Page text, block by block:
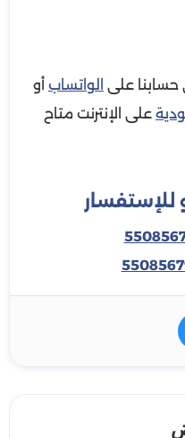
حسابنا على الواتساب أو
على الإنترنت متاح
للإستفسار